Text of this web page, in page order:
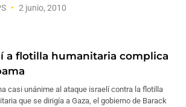
2 junio, 2010
a flotilla humanitaria complica
casi unánime al ataque israelí contra la flotilla
que se dirigía a Gaza, el gobierno de Barack